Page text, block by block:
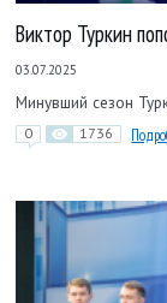
Виктор Туркин
03.07.2025
Минувший сезон
0 1736